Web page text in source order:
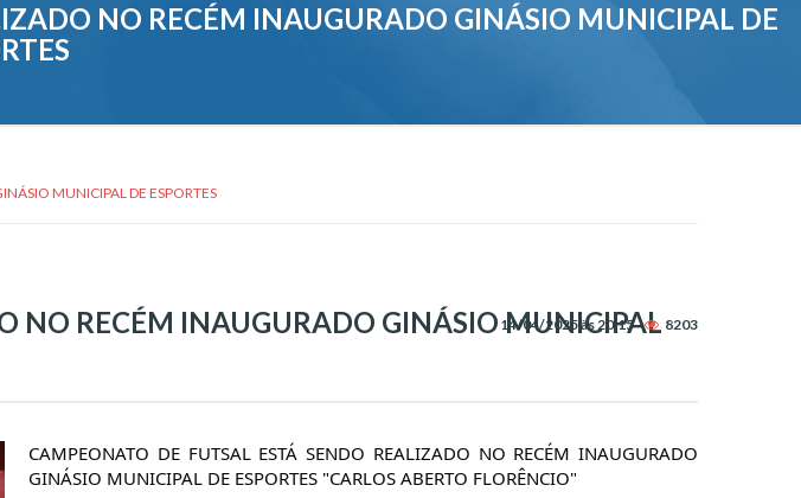
NO RECÉM INAUGURADO GINÁSIO MUNICIPAL DE
MUNICIPAL DE ESPORTES
NO RECÉM INAUGURADO GINÁSIO MUNICIPAL
14/04/2025 às 20:15 - 8203
CAMPEONATO DE FUTSAL ESTÁ SENDO REALIZADO NO RECÉM INAUGURADO
GINÁSIO MUNICIPAL DE ESPORTES "CARLOS ABERTO FLORÊNCIO"